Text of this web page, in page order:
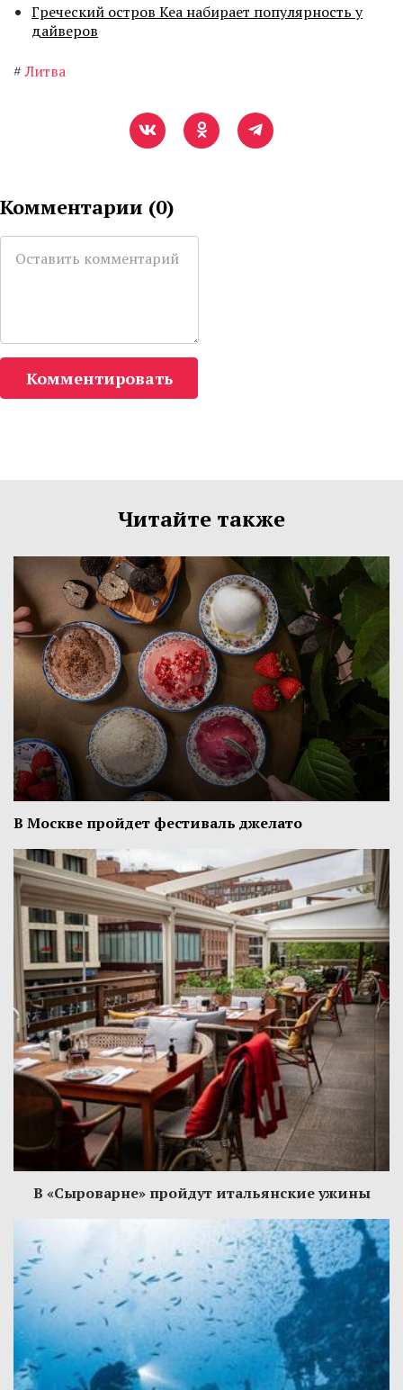
Греческий остров Кеа набирает популярность у
дайверов
# Литва
Комментарии (0)
Комментировать
Читайте также
В Москве пройдет фестиваль джелато
В «Сыроварне» пройдут итальянские ужины